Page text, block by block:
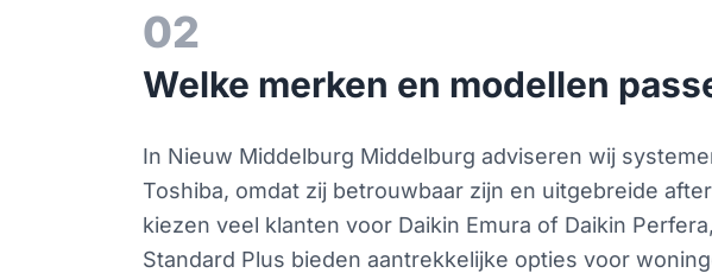
02
Welke merken en modellen
In Nieuw Middelburg Middelburg adviseren wij
Toshiba, omdat zij betrouwbaar zijn en uitgebreide
kiezen veel klanten voor Daikin Emura of Daikin
Standard Plus bieden aantrekkelijke opties voor